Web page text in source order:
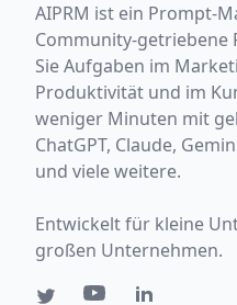
AIPRM ist ein Prompt-
Community-getriebene
Sie Aufgaben im
Produktivität und im
weniger Minuten mit
ChatGPT, Claude,
und viele weitere.
Entwickelt für kleine
großen Unternehmen.